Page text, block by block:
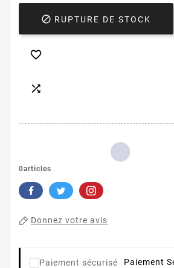
 RUPTURE DE STOCK


0articles
Donnez votre avis
Paiement